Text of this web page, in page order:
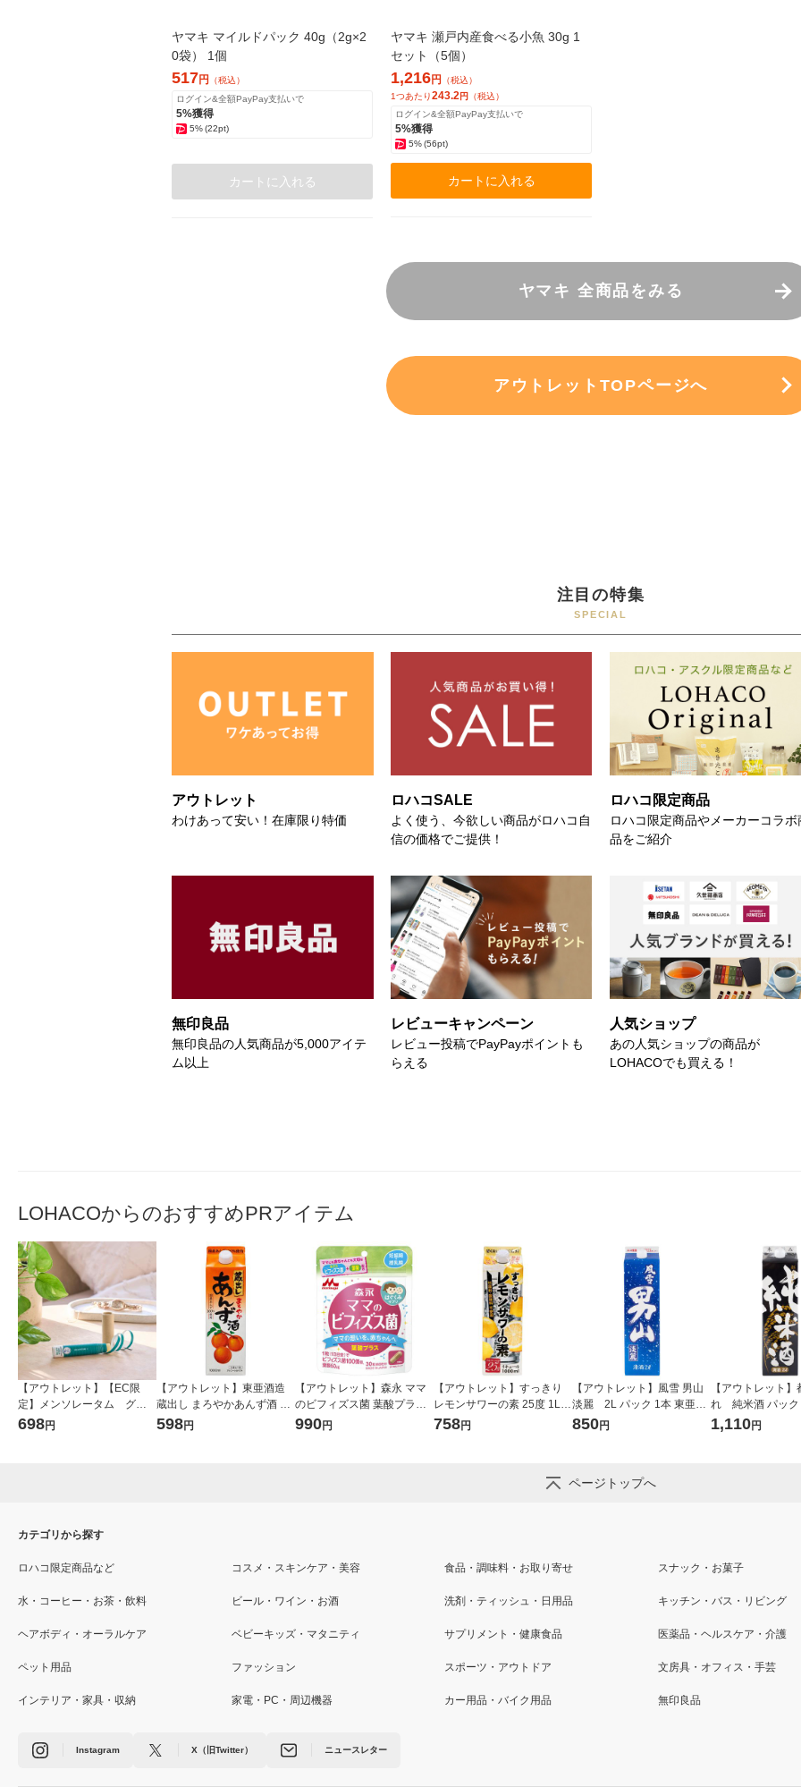
ヤマキ マイルドパック 40g（2g×2
0袋） 1個
517円
（税込）
ログイン&全額PayPay支払いで
5%獲得
5%(22pt)
カートに入れる
ヤマキ 瀬戸内産食べる小魚 30g 1
セット（5個）
1,216円
（税込）
1つあたり243.2円 （税込）
ログイン&全額PayPay支払いで
5%獲得
5%(56pt)
カートに入れる
ヤマキ 全商品をみる
アウトレットTOPページへ
注目の特集
SPECIAL
アウトレット
わけあって安い！在庫限り特価
ロハコSALE
よく使う、今欲しい商品がロハコ自
信の価格でご提供！
ロハコ限定商品
ロハコ限定商品やメーカーコラボ
品をご紹介
無印良品
無印良品の人気商品が5,000アイテ
ム以上
レビューキャンペーン
レビュー投稿でPayPayポイントも
らえる
人気ショップ
あの人気ショップの商品が
LOHACOでも買える！
LOHACOからのおすすめPRアイテム
【アウトレット】【EC限
定】メンソレータム グリ
ーンネイチャーリップステ
698円
【アウトレット】東亜酒造
蔵出し まろやかあんず酒 10
00ml 1本
598円
【アウトレット】森永 ママ
のビフィズス菌 葉酸プラス
（30日分） 1袋（30粒入）
990円
【アウトレット】すっきり
レモンサワーの素 25度 1L 1
本 東亜酒造 リキュール
758円
【アウトレット】風雪 男山
淡麗 2L パック 1本 東亜酒
造 日本酒
850円
【アウトレット】
れ 純米酒 パック
亜酒造 日本酒
1,110円
ページトップへ
カテゴリから探す
ロハコ限定商品など コスメ・スキンケア・美容 食品・調味料・お取り寄せ スナック・お菓子
水・コーヒー・お茶・飲料 ビール・ワイン・お酒 洗剤・ティッシュ・日用品 キッチン・バス・リビング
ヘアボディ・オーラルケア ベビーキッズ・マタニティ サプリメント・健康食品 医薬品・ヘルスケア・介護
ペット用品 ファッション スポーツ・アウトドア 文房具・オフィス・手芸
インテリア・家具・収納 家電・PC・周辺機器 カー用品・バイク用品 無印良品
Instagram X（旧Twitter） ニュースレター